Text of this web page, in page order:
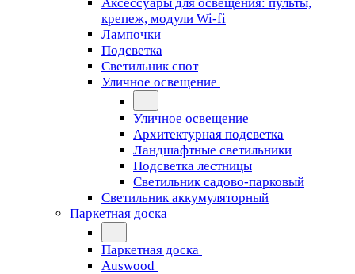
крепеж, модули Wi-fi
Лампочки
Подсветка
Светильник спот
Уличное освещение
Уличное освещение
Архитектурная подсветка
Ландшафтные светильники
Подсветка лестницы
Светильник садово-парковый
Светильник аккумуляторный
Паркетная доска
Паркетная доска
Auswood